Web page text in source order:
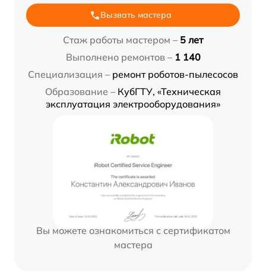
Вызвать мастера
Стаж работы мастером – 5 лет
Выполнено ремонтов – 1 140
Специализация – ремонт роботов-пылесосов
Образование – КубГТУ, «Техническая
эксплуатация электрооборудования»
Вы можете ознакомиться с сертификатом
мастера